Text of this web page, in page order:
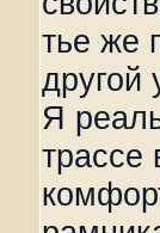
тье же
другой
Я
трассе